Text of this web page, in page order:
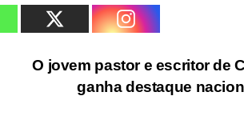
O jovem pastor e escritor de
ganha destaque